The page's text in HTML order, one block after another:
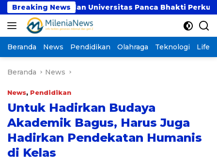
Langsung
ke
konten
Breaking News
UBSI dan Universitas Panca Bhakti Perkuat
Beranda News Pendidikan Olahraga Teknologi
Beranda News
News, Pendidikan
Untuk Hadirkan Budaya
Akademik Bagus, Harus Juga
Hadirkan Pendekatan Humanis
di Kelas